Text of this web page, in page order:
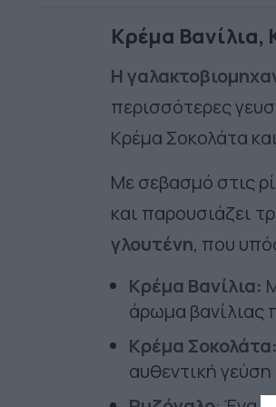
Κρέμα Βανίλια,
Η
περισσότερες
Κρέμα Σοκολάτα
Με σεβασμό στις
και παρουσιάζει
γλουτένη, που
Κρέμα Βανίλια:
άρωμα βανίλιας
Κρέμα Σοκολάτα:
αυθεντική